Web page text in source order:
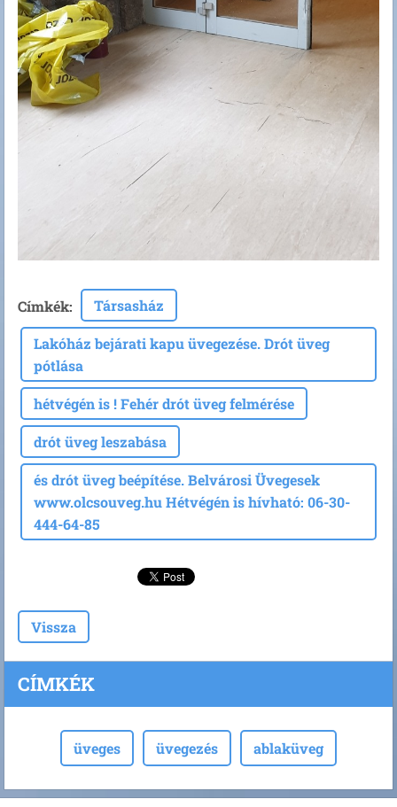
Címkék: Társasház
Lakóház bejárati kapu üvegezése. Drót üveg
pótlása
hétvégén is ! Fehér drót üveg felmérése
drót üveg leszabása
és drót üveg beépítése. Belvárosi Üvegesek
www.olcsouveg.hu Hétvégén is hívható: 06-30-
444-64-85
Vissza
CÍMKÉK
üveges üvegezés ablaküveg